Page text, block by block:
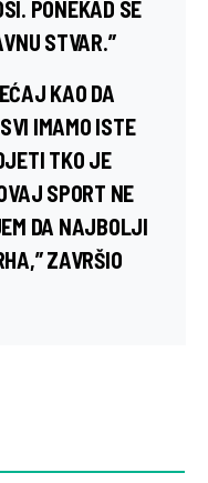
PONEKAD SE
STVAR.”
KAO DA
IMAMO ISTE
TKO JE
SPORT NE
DA NAJBOLJI
ZAVRŠIO